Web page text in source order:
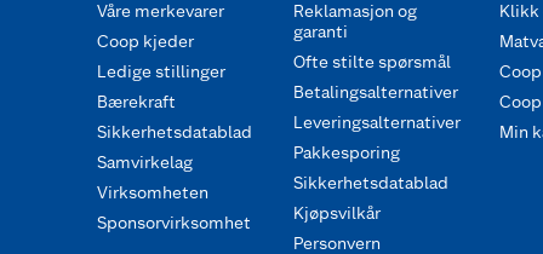
Våre merkevarer
Coop kjeder
Ledige stillinger
Bærekraft
Sikkerhetsdatablad
Samvirkelag
Virksomheten
Sponsorvirksomhet
Reklamasjon og
garanti
Ofte stilte spørsmål
Betalingsalternativer
Leveringsalternativer
Pakkesporing
Sikkerhetsdatablad
Kjøpsvilkår
Personvern
Klikk
Min